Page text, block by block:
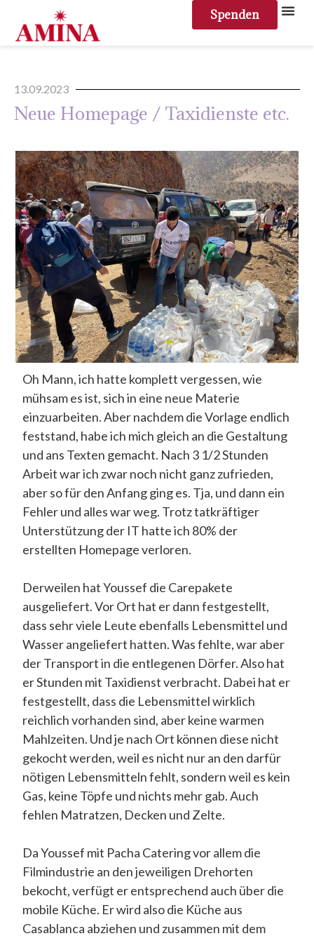
Spenden
13.09.2023
Neue Homepage / Taxidienste etc.
Oh Mann, ich hatte komplett vergessen, wie
mühsam es ist, sich in eine neue Materie
einzuarbeiten. Aber nachdem die Vorlage endlich
feststand, habe ich mich gleich an die Gestaltung
und ans Texten gemacht. Nach 3 1/2 Stunden
Arbeit war ich zwar noch nicht ganz zufrieden,
aber so für den Anfang ging es. Tja, und dann ein
Fehler und alles war weg. Trotz tatkräftiger
Unterstützung der IT hatte ich 80% der
erstellten Homepage verloren.
Derweilen hat Youssef die Carepakete
ausgeliefert. Vor Ort hat er dann festgestellt,
dass sehr viele Leute ebenfalls Lebensmittel und
Wasser angeliefert hatten. Was fehlte, war aber
der Transport in die entlegenen Dörfer. Also hat
er Stunden mit Taxidienst verbracht. Dabei hat er
festgestellt, dass die Lebensmittel wirklich
reichlich vorhanden sind, aber keine warmen
Mahlzeiten. Und je nach Ort können diese nicht
gekocht werden, weil es nicht nur an den darfür
nötigen Lebensmitteln fehlt, sondern weil es kein
Gas, keine Töpfe und nichts mehr gab. Auch
fehlen Matratzen, Decken und Zelte.
Da Youssef mit Pacha Catering vor allem die
Filmindustrie an den jeweiligen Drehorten
bekocht, verfügt er entsprechend auch über die
mobile Küche. Er wird also die Küche aus
Casablanca abziehen und zusammen mit dem